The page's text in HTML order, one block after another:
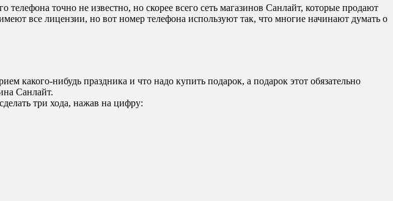
точно не известно, но скорее всего сеть магазинов Санлайт, которые продают
все лицензии, но вот номер телефона используют так, что многие начинают думать о
какого-нибудь праздника и что надо купить подарок, а подарок этот обязательно
Санлайт.
три хода, нажав на цифру: